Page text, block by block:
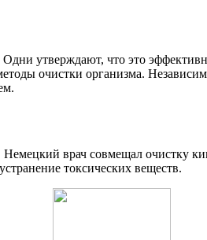
утверждают, что это
очистки организма.
врач совмещал очистку
токсических веществ.